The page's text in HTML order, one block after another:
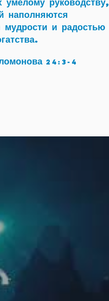
наполняются
мудрости и радостью
24:3-4